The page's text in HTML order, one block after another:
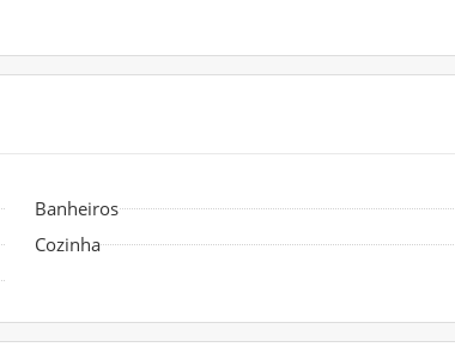
Banheiros
Cozinha